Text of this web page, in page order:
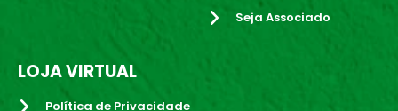
Seja Associado
LOJA VIRTUAL
Política de Privacidade